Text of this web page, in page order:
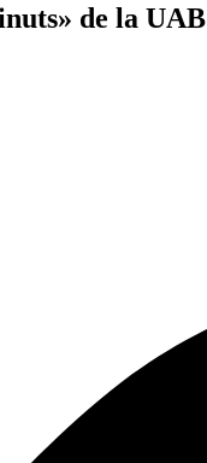
de la UAB